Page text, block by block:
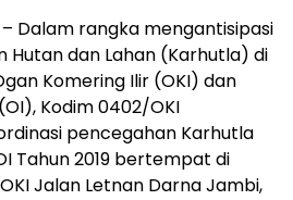
– Dalam rangka mengantisipasi
Hutan dan Lahan (Karhutla) di
Komering Ilir (OKI) dan
Kodim 0402/OKI
pencegahan Karhutla
Tahun 2019 bertempat di
Jalan Letnan Darna Jambi,